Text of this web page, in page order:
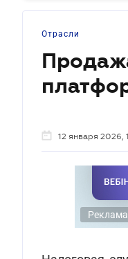
Отрасли
12 января 2026,
Реклама